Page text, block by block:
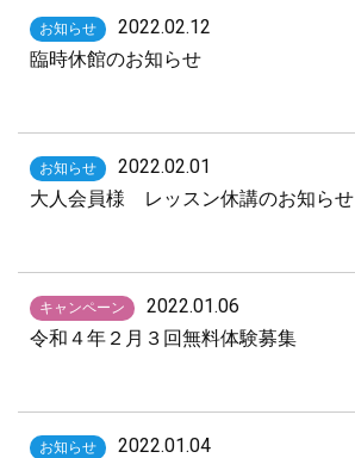
お知らせ 2022.02.12
臨時休館のお知らせ
お知らせ 2022.02.01
大人会員様 レッスン休講のお知らせ
キャンペーン 2022.01.06
令和４年２月３回無料体験募集
お知らせ 2022.01.04